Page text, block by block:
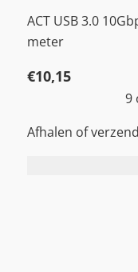
ACT USB 3.0
meter
€10,15
9
Afhalen of